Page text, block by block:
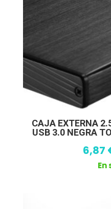
CAJA EXTERNA
USB 3.0 NEGRA
6,87
En